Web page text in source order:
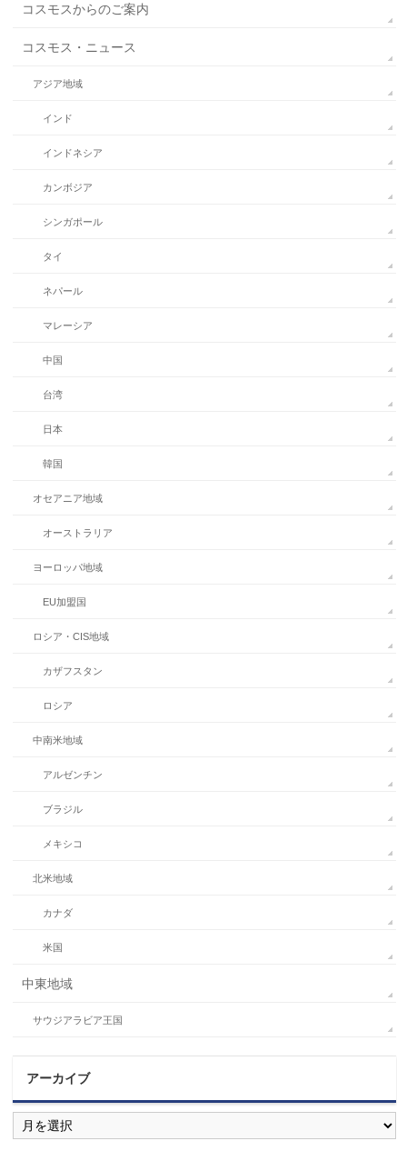
コスモスからのご案内
コスモス・ニュース
アジア地域
インド
インドネシア
カンボジア
シンガポール
タイ
ネパール
マレーシア
中国
台湾
日本
韓国
オセアニア地域
オーストラリア
ヨーロッパ地域
EU加盟国
ロシア・CIS地域
カザフスタン
ロシア
中南米地域
アルゼンチン
ブラジル
メキシコ
北米地域
カナダ
米国
中東地域
サウジアラビア王国
アーカイブ
ア
ー
カ